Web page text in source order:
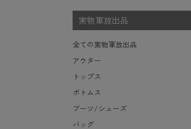
モッズコート
ダッフルバッグ
ボストンバッグ
ポーチ/ケース/etc
スーツケース/キャリーバッグ
ビジネスバッグ
サングラス・ゴーグル
ベレー帽
ハンチング
キャスケット
その他
ボックス/ガソリン缶/etc
生地・テントシェル
ミッドベースレイヤー Level.2
ウィンドレイヤー Level.4
ソフトシェルレイヤー Level.5
ハードシェルレイヤー Level.6
アウターレイヤー Level.7
実物軍放出品
全ての実物軍放出品
アウター
トップス
ボトムス
ブーツ/シューズ
バッグ